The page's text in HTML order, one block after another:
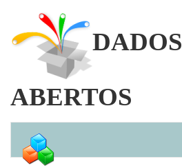
DADOS
ABERTOS